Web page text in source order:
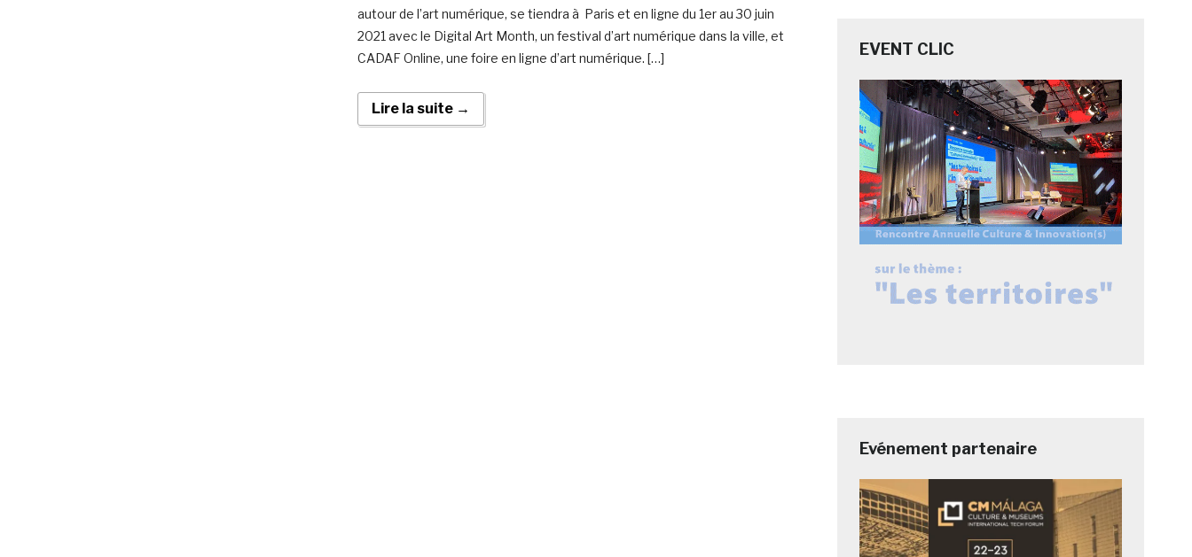
autour de l’art numérique, se tiendra à Paris et en ligne du 1er au 30 juin
2021 avec le Digital Art Month, un festival d’art numérique dans la ville, et
CADAF Online, une foire en ligne d’art numérique. […]
Lire la suite →
EVENT CLIC
Evénement partenaire